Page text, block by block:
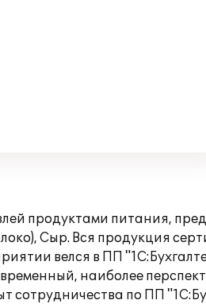
продуктами питания,
Сыр. Вся продукция
велся в ПП
наиболее
сотрудничества по ПП